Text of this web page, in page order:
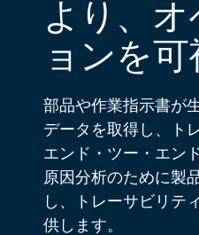
より、
ョンを可
部品や作業指示書が
データを取得し、ト
エンド・ツー・エン
原因分析のために製
し、トレーサビリテ
供します。